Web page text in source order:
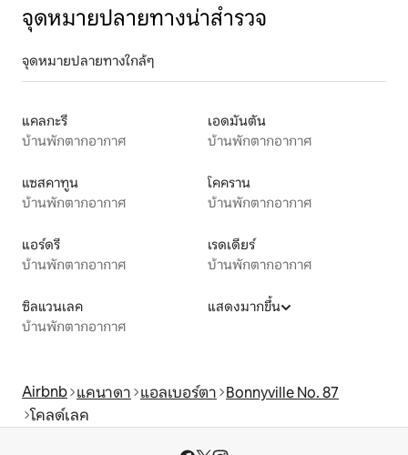
จุดหมายปลายทางน่าสำรวจ
จุดหมายปลายทางใกล้ๆ
แคลกะรี
บ้านพักตากอากาศ
เอดมันตัน
บ้านพักตากอากาศ
แซสคาทูน
บ้านพักตากอากาศ
โคคราน
บ้านพักตากอากาศ
แอร์ดรี
บ้านพักตากอากาศ
เรดเดียร์
บ้านพักตากอากาศ
ซิลแวนเลค
บ้านพักตากอากาศ
แสดงมากขึ้น
Airbnb แคนาดา แอลเบอร์ตา Bonnyville No. 87
โคลด์เลค